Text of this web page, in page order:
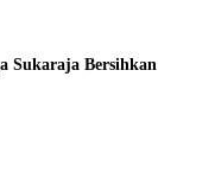
Sukaraja Bersihkan